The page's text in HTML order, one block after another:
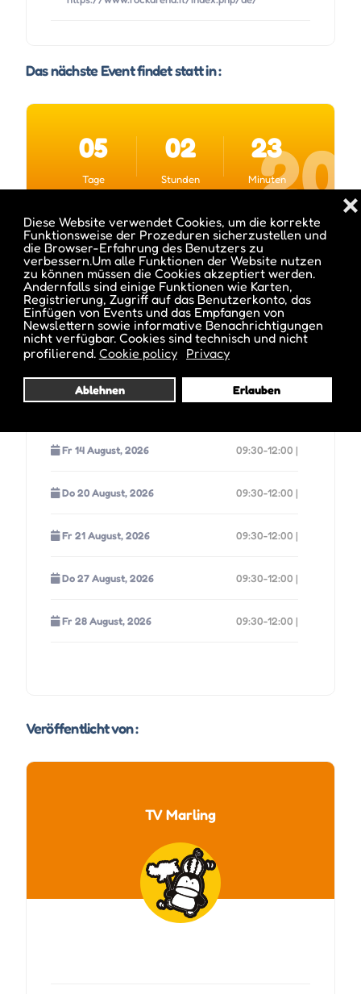
Diese Website verwendet Cookies, um die korrekte
Funktionsweise der Prozeduren sicherzustellen und
die Browser-Erfahrung des Benutzers zu
verbessern.Um alle Funktionen der Website nutzen
zu können müssen die Cookies akzeptiert werden.
Andernfalls sind einige Funktionen wie Karten,
Registrierung, Zugriff auf das Benutzerkonto, das
Einfügen von Events und das Empfangen von
Newslettern sowie informative Benachrichtigungen
nicht verfügbar. Cookies sind technisch und nicht
profilierend. Cookie policy Privacy
Ablehnen Erlauben
❌
Das nächste Event findet statt in :
05
Tage
02
Stunden
23
Minuten19
Datum und Uhrzeit des Events :
Es gibt Termine vom 02 Juli 2026 bis 28 Aug. 2026
Fr 07 August, 2026
Fr 14 August, 2026 09:30-12:00 |
Do 20 August, 2026 09:30-12:00 |
Fr 21 August, 2026 09:30-12:00 |
Do 27 August, 2026 09:30-12:00 |
Fr 28 August, 2026 09:30-12:00 |
Veröffentlicht von :
TV Marling